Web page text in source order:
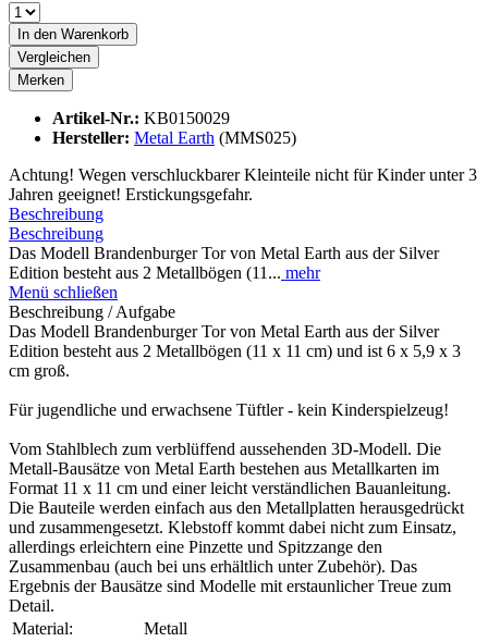
In den Warenkorb
Vergleichen
Merken
Artikel-Nr.: KB0150029
Hersteller: Metal Earth (MMS025)
Achtung! Wegen verschluckbarer Kleinteile nicht für Kinder unter 3
Jahren geeignet! Erstickungsgefahr.
Beschreibung
Beschreibung
Das Modell Brandenburger Tor von Metal Earth aus der Silver
Edition besteht aus 2 Metallbögen (11... mehr
Menü schließen
Beschreibung / Aufgabe
Das Modell Brandenburger Tor von Metal Earth aus der Silver
Edition besteht aus 2 Metallbögen (11 x 11 cm) und ist 6 x 5,9 x 3
cm groß.
Für jugendliche und erwachsene Tüftler - kein Kinderspielzeug!
Vom Stahlblech zum verblüffend aussehenden 3D-Modell. Die
Metall-Bausätze von Metal Earth bestehen aus Metallkarten im
Format 11 x 11 cm und einer leicht verständlichen Bauanleitung.
Die Bauteile werden einfach aus den Metallplatten herausgedrückt
und zusammengesetzt. Klebstoff kommt dabei nicht zum Einsatz,
allerdings erleichtern eine Pinzette und Spitzzange den
Zusammenbau (auch bei uns erhältlich unter Zubehör). Das
Ergebnis der Bausätze sind Modelle mit erstaunlicher Treue zum
Detail.
Material:
Metall